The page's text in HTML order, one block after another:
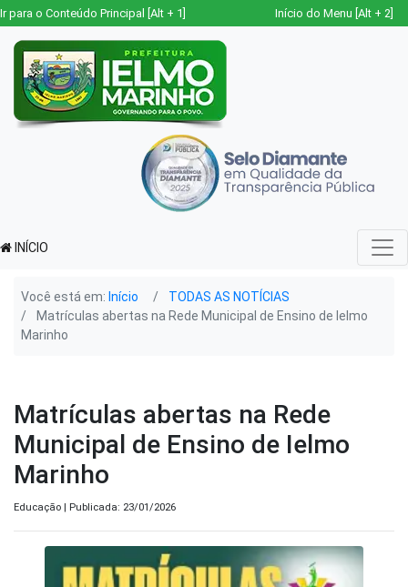
Ir para o Conteúdo Principal [Alt + 1] Início do Menu [Alt + 2]
INÍCIO
Você está em: Início
TODAS AS NOTÍCIAS
Matrículas abertas na Rede Municipal de Ensino de Ielmo
Marinho
Matrículas abertas na Rede
Municipal de Ensino de Ielmo
Marinho
Educação | Publicada: 23/01/2026